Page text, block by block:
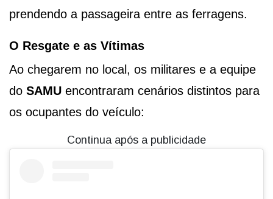
prendendo a passageira entre as ferragens.
O Resgate e as Vítimas
Ao chegarem no local, os militares e a equipe
do SAMU encontraram cenários distintos para
os ocupantes do veículo:
Continua após a publicidade